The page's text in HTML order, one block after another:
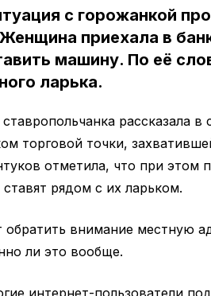
с горожанкой
приехала в
машину. По её
ларька.
рассказала
торговой точки,
отметила, что при этом
рядом с их ларьком.
обратить внимание местную
ли это вообще.
интернет-пользователи